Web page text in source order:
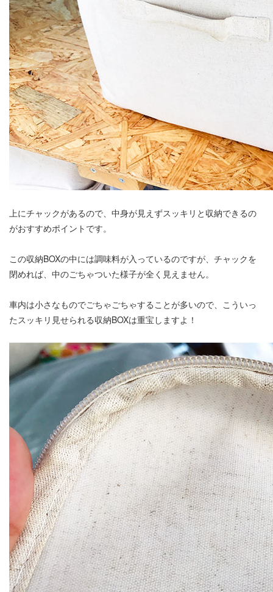
上にチャックがあるので、中身が見えずスッキリと収納できるの
がおすすめポイントです。
この収納BOXの中には調味料が入っているのですが、チャックを
閉めれば、中のごちゃついた様子が全く見えません。
車内は小さなものでごちゃごちゃすることが多いので、こういっ
たスッキリ見せられる収納BOXは重宝しますよ！